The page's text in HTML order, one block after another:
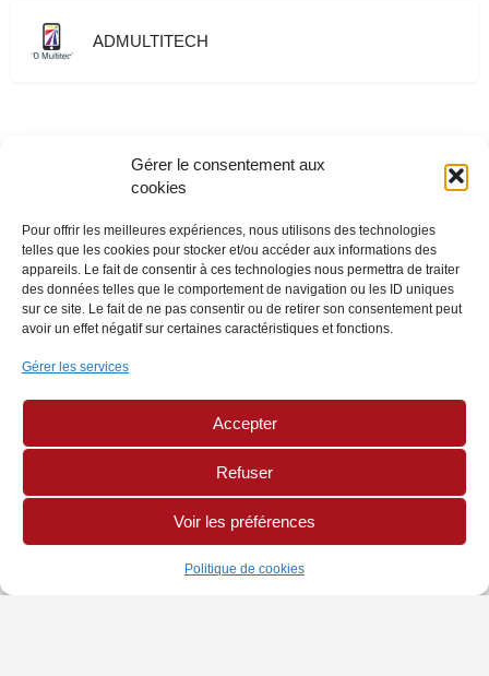
Gérer le consentement aux
cookies
Pour offrir les meilleures expériences, nous utilisons des technologies
telles que les cookies pour stocker et/ou accéder aux informations des
appareils. Le fait de consentir à ces technologies nous permettra de traiter
des données telles que le comportement de navigation ou les ID uniques
sur ce site. Le fait de ne pas consentir ou de retirer son consentement peut
avoir un effet négatif sur certaines caractéristiques et fonctions.
Gérer les services
Accepter
Refuser
Voir les préférences
Politique de cookies
ADMULTITECH